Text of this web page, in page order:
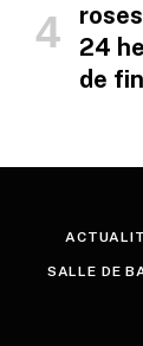
24
de
SALLE DE